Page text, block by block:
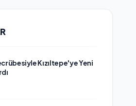
Kızıltepe'ye Yeni